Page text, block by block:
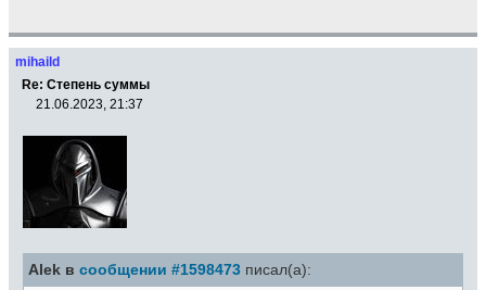
mihaild
Re: Степень суммы
21.06.2023, 21:37
Alek в сообщении #1598473 писал(а):